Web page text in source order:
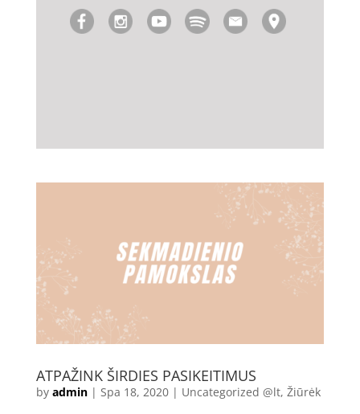
ATPAŽINK ŠIRDIES PASIKEITIMUS
by admin| Spa 18, 2020| Uncategorized @lt, Žiūrėk